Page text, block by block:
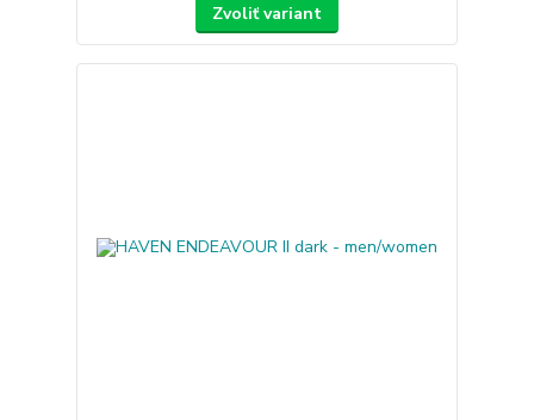
Zvoliť variant